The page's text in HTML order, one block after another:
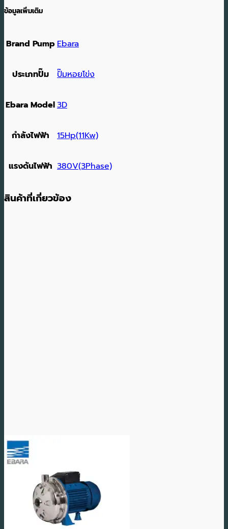
ข้อมูลเพิ่มเติม
Brand Pump Ebara
ประเภทปั๊ม ปั๊มหอยโข่ง
Ebara Model3D
กำลังไฟฟ้า 15Hp(11Kw)
แรงดันไฟฟ้า 380V(3Phase)
สินค้าที่เกี่ยวข้อง